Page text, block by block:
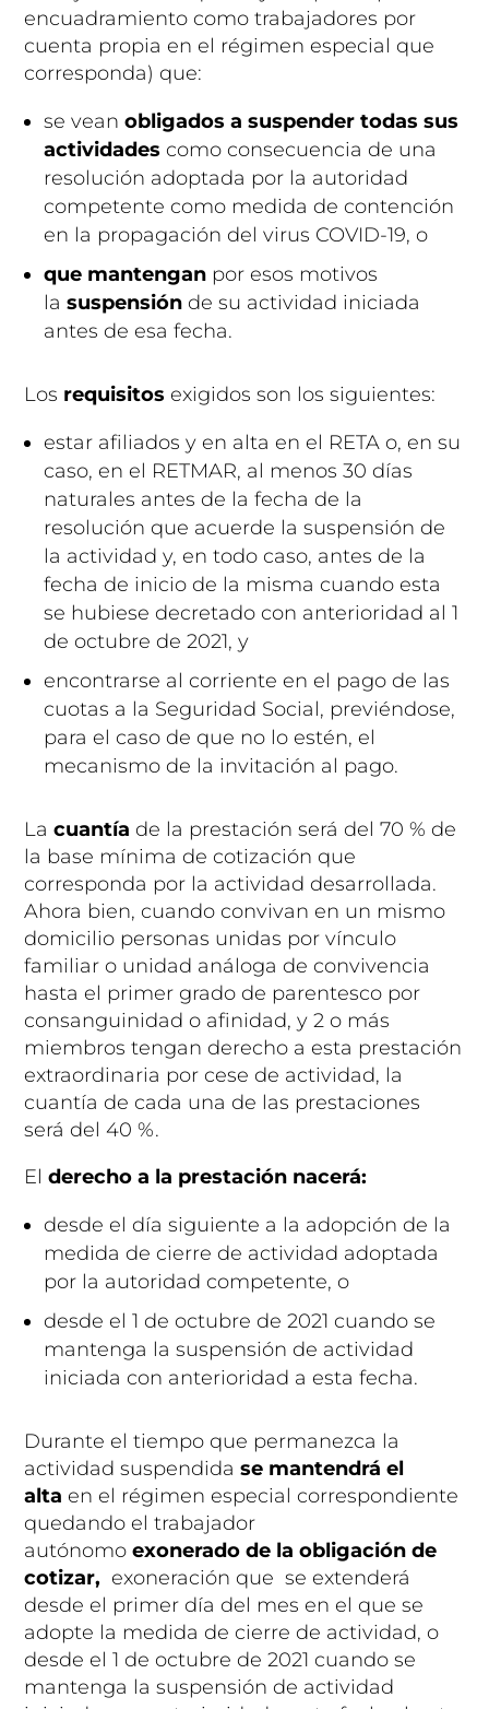
encuadramiento como trabajadores por
cuenta propia en el régimen especial que
corresponda) que:
se veanobligados a suspender todas sus
actividades como consecuencia de una
resolución adoptada por la autoridad
competente como medida de contención
en la propagación del virus COVID-19, o
que mantengan por esos motivos
lasuspensión de su actividad iniciada
antes de esa fecha.
Los requisitos exigidos son los siguientes:
estar afiliados y en alta en el RETA o, en su
caso, en el RETMAR, al menos 30 días
naturales antes de la fecha de la
resolución que acuerde la suspensión de
la actividad y, en todo caso, antes de la
fecha de inicio de la misma cuando esta
se hubiese decretado con anterioridad al 1
de octubre de 2021, y
encontrarse al corriente en el pago de las
cuotas a la Seguridad Social, previéndose,
para el caso de que no lo estén, el
mecanismo de la invitación al pago.
Lacuantía de la prestación será del 70 % de
la base mínima de cotización que
corresponda por la actividad desarrollada.
Ahora bien, cuando convivan en un mismo
domicilio personas unidas por vínculo
familiar o unidad análoga de convivencia
hasta el primer grado de parentesco por
consanguinidad o afinidad, y 2 o más
miembros tengan derecho a esta prestación
extraordinaria por cese de actividad, la
cuantía de cada una de las prestaciones
será del 40 %.
Elderecho a la prestación nacerá:
desde el día siguiente a la adopción de la
medida de cierre de actividad adoptada
por la autoridad competente, o
desde el 1 de octubre de 2021 cuando se
mantenga la suspensión de actividad
iniciada con anterioridad a esta fecha.
Durante el tiempo que permanezca la
actividad suspendidase mantendrá el
alta en el régimen especial correspondiente
quedando el trabajador
autónomoexonerado de la obligación de
cotizar, exoneración que se extenderá
desde el primer día del mes en el que se
adopte la medida de cierre de actividad, o
desde el 1 de octubre de 2021 cuando se
mantenga la suspensión de actividad